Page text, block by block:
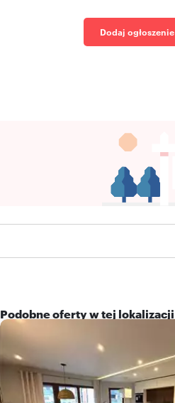
Dodaj ogłoszenie
Podobne oferty w tej lokalizacji